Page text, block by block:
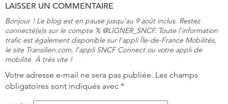
LAISSER UN COMMENTAIRE
Bonjour ! Le blog est en pause jusqu'au 9 août inclus. Restez
connecté(e)s sur le compte 𝕏 @LIGNER_SNCF. Toute l'information
trafic est également disponible sur l'appli Île-de-France Mobilités,
le site Transilien.com, l'appli SNCF Connect ou votre appli de
mobilité. À très vite !
Votre adresse e-mail ne sera pas publiée. Les champs
obligatoires sont indiqués avec *